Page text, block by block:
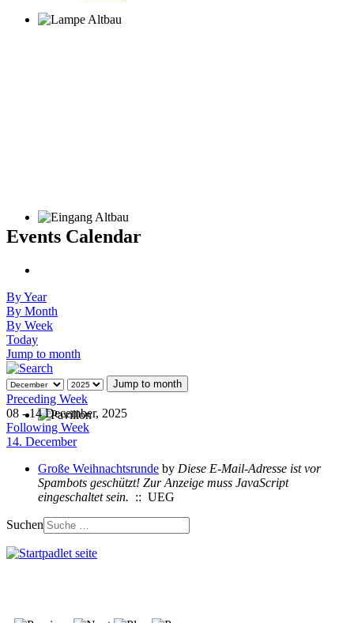
Events Calendar
By Year
By Month
By Week
Today
Jump to month
Jump to month
Preceding Week
08 - 14 December, 2025
Following Week
14. December
Große Weihnachtsrunde by Diese E-Mail-Adresse ist vor
Spambots geschützt! Zur Anzeige muss JavaScript
eingeschaltet sein. :: UEG
Suchen